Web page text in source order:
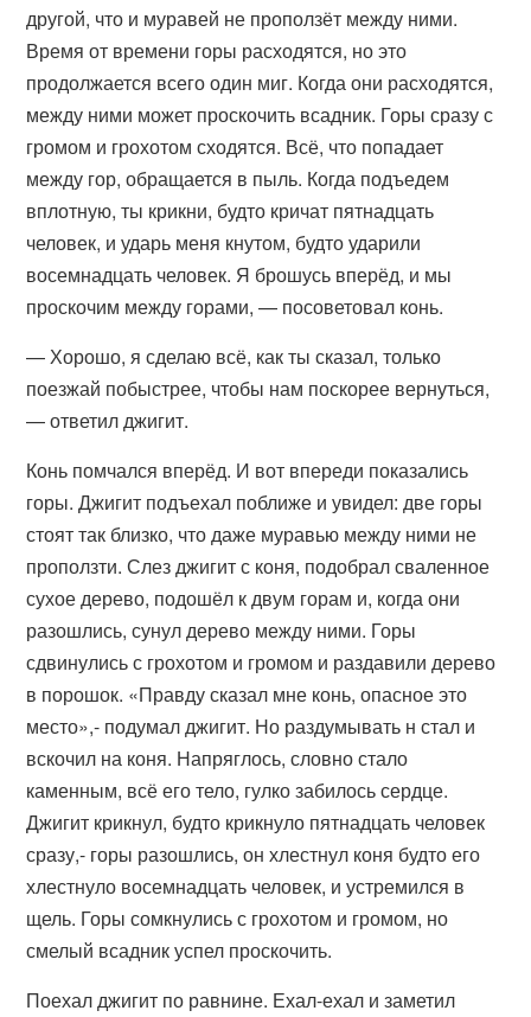
другой, что и муравей не проползёт между ними.
Время от времени горы расходятся, но это
продолжается всего один миг. Когда они расходятся,
между ними может проскочить всадник. Горы сразу с
громом и грохотом сходятся. Всё, что попадает
между гор, обращается в пыль. Когда подъедем
вплотную, ты крикни, будто кричат пятнадцать
человек, и ударь меня кнутом, будто ударили
восемнадцать человек. Я брошусь вперёд, и мы
проскочим между горами, — посоветовал конь.
— Хорошо, я сделаю всё, как ты сказал, только
поезжай побыстрее, чтобы нам поскорее вернуться,
— ответил джигит.
Конь помчался вперёд. И вот впереди показались
горы. Джигит подъехал поближе и увидел: две горы
стоят так близко, что даже муравью между ними не
проползти. Слез джигит с коня, подобрал сваленное
сухое дерево, подошёл к двум горам и, когда они
разошлись, сунул дерево между ними. Горы
сдвинулись с грохотом и громом и раздавили дерево
в порошок. «Правду сказал мне конь, опасное это
место»,- подумал джигит. Но раздумывать н стал и
вскочил на коня. Напряглось, словно стало
каменным, всё его тело, гулко забилось сердце.
Джигит крикнул, будто крикнуло пятнадцать человек
сразу,- горы разошлись, он хлестнул коня будто его
хлестнуло восемнадцать человек, и устремился в
щель. Горы сомкнулись с грохотом и громом, но
смелый всадник успел проскочить.
Поехал джигит по равнине. Ехал-ехал и заметил